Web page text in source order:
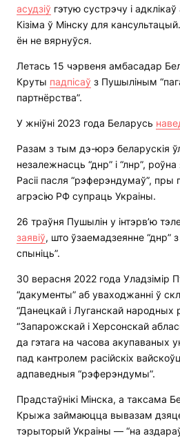
асудзіў гэтую сустрэчу і
Кізіма ў Мінску для
ён не вярнуўся.
Летась 15 чэрвеня амбасадар
Круты падпісаў з Пушыліным
партнёрства”.
У жніўні 2023 года Беларусь
Разам з тым дэ-юрэ беларускія
незалежнасць “днр” і “лнр”, роўна
Расіі пасля “рэферэндумаў”, пры
агрэсію РФ супраць Украіны.
26 траўня Пушылін у інтэрв’ю
заявіў, што ўзаемадзеянне “днр”
спыніць”.
30 верасня 2022 года Уладзімір
“дакументы” аб уваходжанні ў
“Данецкай і Луганскай народных
“Запарожскай і Херсонскай
да гэтага на часова акупаваных
пад кантролем расійскіх
адпаведныя “рэферэндумы”.
Прадстаўнікі Мінска, а таксама
Крыжа займаюцца вывазам
тэрыторый Украіны — “на